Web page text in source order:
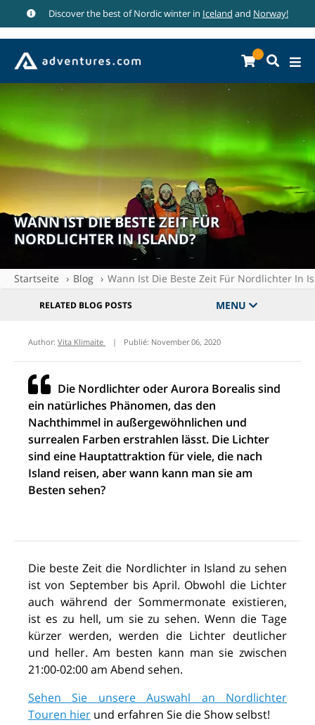
Discover the best of Nordic winter in Iceland and Norway!
WANN IST DIE BESTE ZEIT FÜR
NORDLICHTER IN ISLAND?
Startseite Blog Wann Ist Die Beste Zeit Für Nordlichter In
RELATED BLOG POSTS MENU
Author: Vita Klimaite | Publié: November 06, 2020
Die Nordlichter oder Aurora Borealis sind
ein natürliches Phänomen, das den
Nachthimmel in außergewöhnlichen und
surrealen Farben erstrahlen lässt. Die Lichter
sind eine Hauptattraktion für viele, die nach
Island reisen, aber wann kann man sie am
Besten sehen?
Die beste Zeit die Nordlichter in Island zu sehen
ist von September bis April. Obwohl die Lichter
auch während der Sommermonate existieren,
ist es zu hell, um sie zu sehen. Wenn die Tage
kürzer werden, werden die Lichter deutlicher
und heller. Am besten kann man sie zwischen
21:00-02:00 am Abend sehen.
Sehen Sie unsere Auswahl an Nordlichter
Touren hier und erfahren Sie die Show selbst!